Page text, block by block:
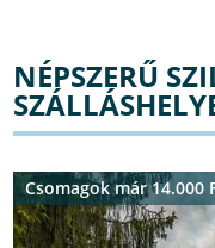
NÉPSZERŰ
Csomagok már